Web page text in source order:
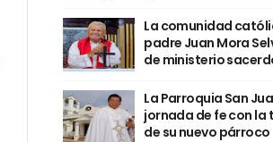
La comunidad
padre Juan Mora
de ministerio
La Parroquia San
jornada de fe con la
de su nuevo párroco